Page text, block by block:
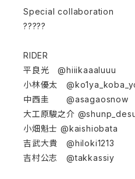
Special collaboration
?????
RIDER
平良光 @hiiikaaaluuu
小林優太
中西圭 @asagaosnow
大工原駿之介
小畑魁士 @kaishiobata
吉武大貴 @hiloki1213
吉村公志 @takkassiy